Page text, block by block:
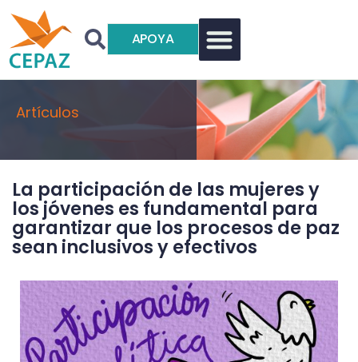
APOYA
Artículos
La participación de las mujeres y
los jóvenes es fundamental para
garantizar que los procesos de paz
sean inclusivos y efectivos